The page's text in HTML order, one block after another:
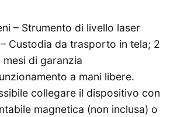
– Strumento di livello laser
Custodia da trasporto in tela; 2
mesi di garanzia
a mani libere.
collegare il dispositivo con
magnetica (non inclusa) o